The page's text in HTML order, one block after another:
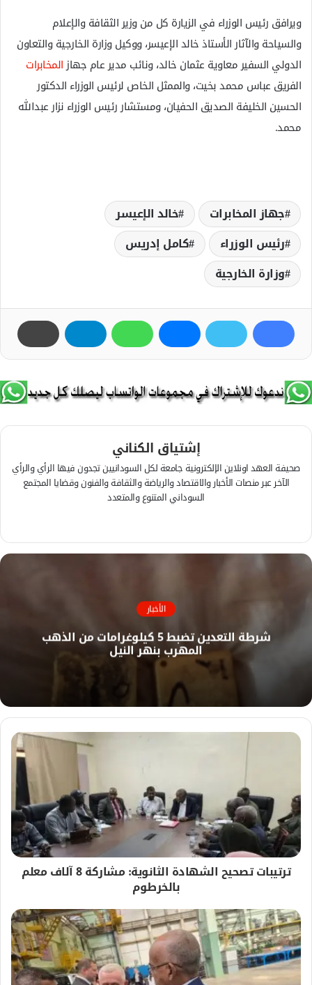
ويرافق رئيس الوزراء في الزيارة كل من وزير الثقافة والإعلام
والسياحة والآثار الأستاذ خالد الإعيسر، ووكيل وزارة الخارجية والتعاون
الدولي السفير معاوية عثمان خالد، ونائب مدير عام جهازالمخابرات
الفريق عباس محمد بخيت، والممثل الخاص لرئيس الوزراء الدكتور
الحسين الخليفة الصديق الحفيان، ومستشار رئيس الوزراء نزار عبدالله
محمد.
جهاز المخابرات
خالد الإعيسر
رئيس الوزراء
كامل إدريس
وزارة الخارجية
إشتياق الكناني
صحيفة العهد اونلاين الإلكترونية جامعة لكل السودانيين تجدون فيها الرأي والرأي
الآخر عبر منصات الأخبار والاقتصاد والرياضة والثقافة والفنون وقضايا المجتمع
السوداني المتنوع والمتعدد
م
و
ا
ل
و
ي
ب
س
ك الأخبار
شرطة التعدين تضبط 5 كيلوغرامات من الذهب
المهرب بنهر النيل
ترتيبات تصحيح الشهادة الثانوية: مشاركة 8 آلاف معلم
بالخرطوم